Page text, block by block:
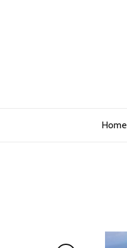
Home